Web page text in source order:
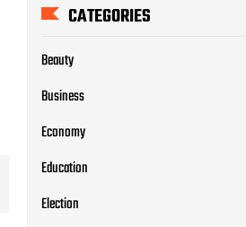
CATEGORIES
Beauty
Business
Economy
Education
Election